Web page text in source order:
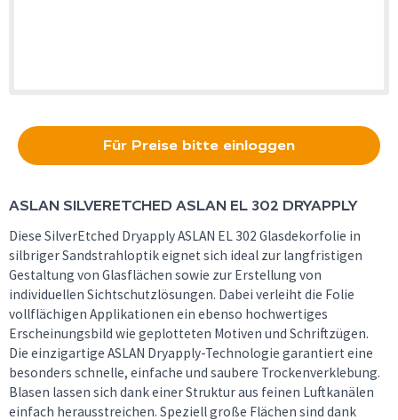
Für Preise bitte einloggen
ASLAN SILVERETCHED ASLAN EL 302 DRYAPPLY
Diese SilverEtched Dryapply ASLAN EL 302 Glasdekorfolie in
silbriger Sandstrahloptik eignet sich ideal zur langfristigen
Gestaltung von Glasflächen sowie zur Erstellung von
individuellen Sichtschutzlösungen. Dabei verleiht die Folie
vollflächigen Applikationen ein ebenso hochwertiges
Erscheinungsbild wie geplotteten Motiven und Schriftzügen.
Die einzigartige ASLAN Dryapply-Technologie garantiert eine
besonders schnelle, einfache und saubere Trockenverklebung.
Blasen lassen sich dank einer Struktur aus feinen Luftkanälen
einfach herausstreichen. Speziell große Flächen sind dank